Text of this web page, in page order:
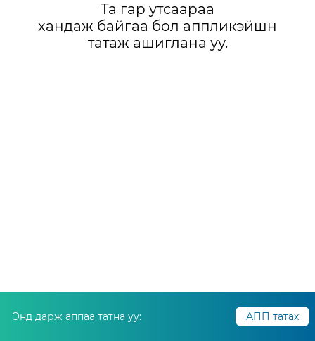
Та гар утсаараа
хандаж байгаа бол аппликэйшн
татаж ашиглана уу.
Энд дарж аппаа татна уу: АПП татах